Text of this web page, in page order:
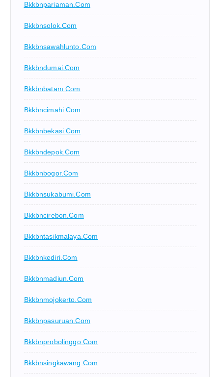
Bkkbnpariaman.com
Bkkbnsolok.com
Bkkbnsawahlunto.com
Bkkbndumai.com
Bkkbnbatam.com
Bkkbncimahi.com
Bkkbnbekasi.com
Bkkbndepok.com
Bkkbnbogor.com
Bkkbnsukabumi.com
Bkkbncirebon.com
Bkkbntasikmalaya.com
Bkkbnkediri.com
Bkkbnmadiun.com
Bkkbnmojokerto.com
Bkkbnpasuruan.com
Bkkbnprobolinggo.com
Bkkbnsingkawang.com